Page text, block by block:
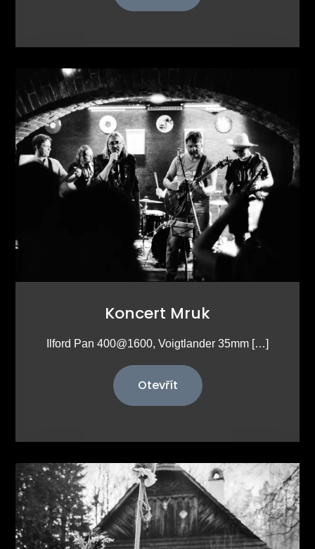
Koncert Mruk
Ilford Pan 400@1600, Voigtlander 35mm […]
Otevřít